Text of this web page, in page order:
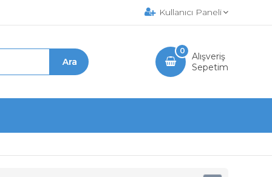
Kullanıcı Paneli
Alışveriş
Sepetim
0